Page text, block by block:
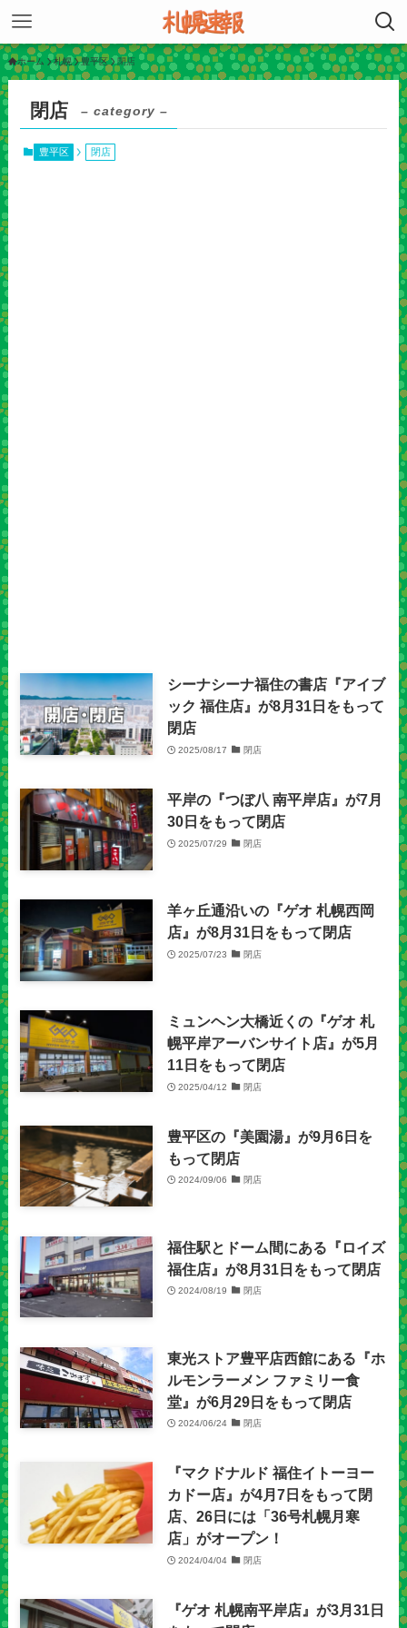
ホーム 札幌 豊平区 閉店
閉店 – category –
豊平区 閉店
シーナシーナ福住の書店『アイブ
ック 福住店』が8月31日をもって
閉店
2025/08/17 閉店
平岸の『つぼ八 南平岸店』が7月
30日をもって閉店
2025/07/29 閉店
羊ヶ丘通沿いの『ゲオ 札幌西岡
店』が8月31日をもって閉店
2025/07/23 閉店
ミュンヘン大橋近くの『ゲオ 札
幌平岸アーバンサイト店』が5月
11日をもって閉店
2025/04/12 閉店
豊平区の『美園湯』が9月6日を
もって閉店
2024/09/06 閉店
福住駅とドーム間にある『ロイズ
福住店』が8月31日をもって閉店
2024/08/19 閉店
東光ストア豊平店西館にある『ホ
ルモンラーメン ファミリー食
堂』が6月29日をもって閉店
2024/06/24 閉店
『マクドナルド 福住イトーヨー
カドー店』が4月7日をもって閉
店、26日には「36号札幌月寒
店」がオープン！
2024/04/04 閉店
『ゲオ 札幌南平岸店』が3月31日